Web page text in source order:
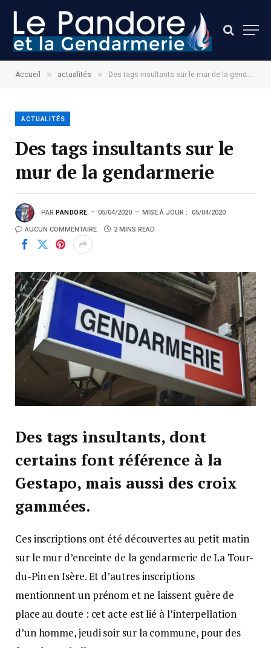
Accueil » actualités » Des tags insultants sur le mur de la gendarmerie
ACTUALITÉS
Des tags insultants sur le
mur de la gendarmerie
PAR PANDORE 05/04/2020 MISE À JOUR : 05/04/2020
AUCUN COMMENTAIRE 2 MINS READ
Des tags insultants, dont
certains font référence à la
Gestapo, mais aussi des croix
gammées.
Ces inscriptions ont été découvertes au petit matin
sur le mur d’enceinte de la gendarmerie de La Tour-
du-Pin en Isère. Et d’autres inscriptions
mentionnent un prénom et ne laissent guère de
place au doute : cet acte est lié à l’interpellation
d’un homme, jeudi soir sur la commune, pour des